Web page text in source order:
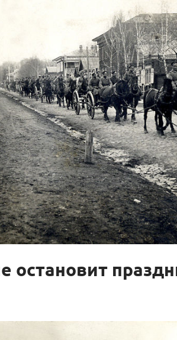
остановит